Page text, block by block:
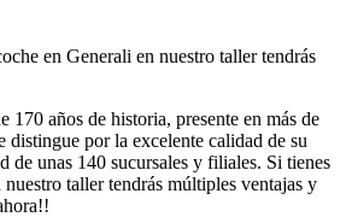
en Generali en nuestro taller tendrás
años de historia, presente en más de
distingue por la excelente calidad de su
de unas 140 sucursales y filiales. Si tienes
taller tendrás múltiples ventajas y